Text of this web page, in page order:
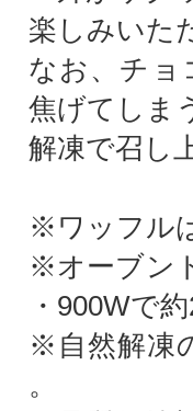
楽しみいた
なお、チョ
焦げてしま
解凍で召し
※ワッフル
※オーブン
・900Wで
※自然解凍
。